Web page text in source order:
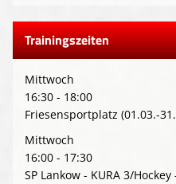
Trainingszeiten
Mittwoch
16:30 - 18:00
Friesensportplatz (01.03.-
Mittwoch
16:00 - 17:30
SP Lankow - KURA 3/